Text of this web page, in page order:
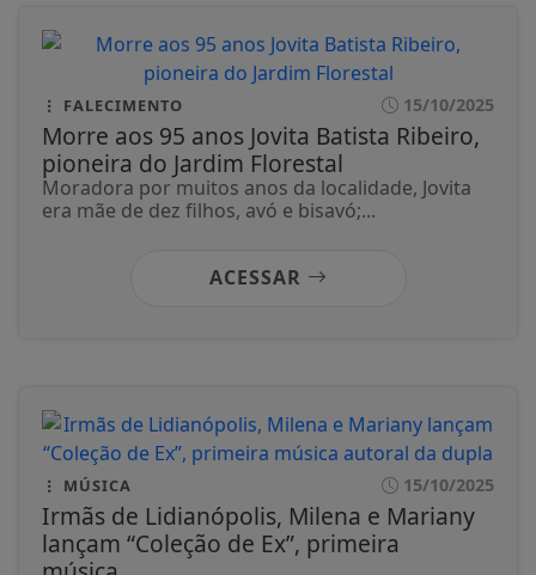
FALECIMENTO 15/10/2025
Morre aos 95 anos Jovita Batista Ribeiro,
pioneira do Jardim Florestal
Moradora por muitos anos da localidade, Jovita
era mãe de dez filhos, avó e bisavó;...
ACESSAR
MÚSICA 15/10/2025
Irmãs de Lidianópolis, Milena e Mariany
lançam “Coleção de Ex”, primeira